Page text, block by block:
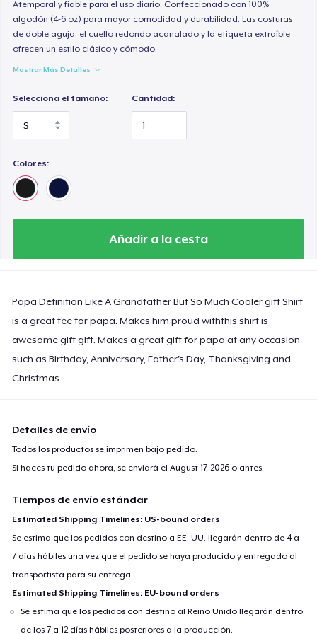
Atemporal y fiable para el uso diario. Confeccionado con 100%
algodón (4-6 oz) para mayor comodidad y durabilidad. Las costuras
de doble aguja, el cuello redondo acanalado y la etiqueta extraíble
ofrecen un estilo clásico y cómodo.
Mostrar Más Detalles
Selecciona el tamaño: Cantidad:
Colores:
Añadir a la cesta
Papa Definition Like A Grandfather But So Much Cooler gift Shirt
is a great tee for papa. Makes him proud withthis shirt is
awesome gift gift. Makes a great gift for papa at any occasion
such as Birthday, Anniversary, Father's Day, Thanksgiving and
Christmas.
Detalles de envío
Todos los productos se imprimen bajo pedido.
Si haces tu pedido ahora, se enviará elAugust 17, 2026 o antes.
Tiempos de envío estándar
Estimated Shipping Timelines: US-bound orders
Se estima que los pedidos con destino a EE. UU. llegarán dentro de 4 a
7 días hábiles una vez que el pedido se haya producido y entregado al
transportista para su entrega.
Estimated Shipping Timelines: EU-bound orders
Se estima que los pedidos con destino al Reino Unido llegarán dentro
de los 7 a 12 días hábiles posteriores a la producción.
Premium V-Neck Tee
23,99 US$
23,99 US$
Premium Long Sleeve Tee
22,99 US$
Classic Tank Top
21,99 US$
Women's Flowy Tank Top
26,99 US$
Women's Boyfriend Tee
23,99 US$
25,99 US$
Eco Unisex Tee
27,99 US$
23,99 US$